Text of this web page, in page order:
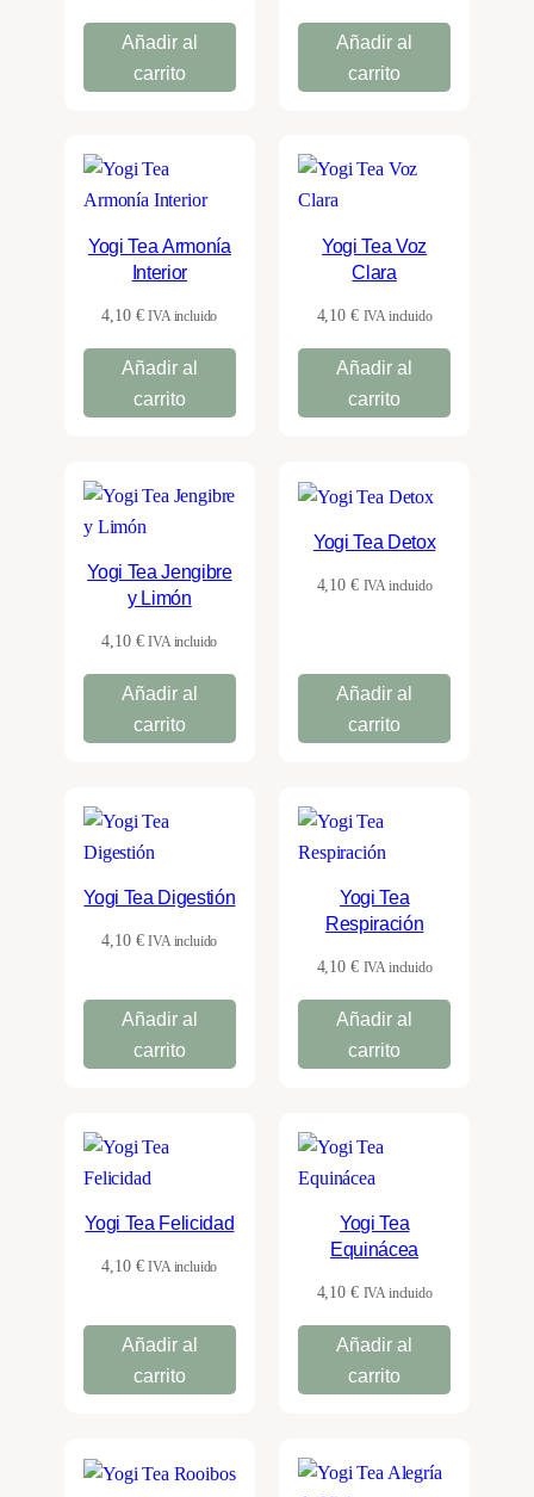
Añadir al
carrito
Añadir al
carrito
Yogi Tea Armonía
Interior
4,10 € IVA incluido
Añadir al
carrito
Yogi Tea Voz
Clara
4,10 € IVA incluido
Añadir al
carrito
Yogi Tea Jengibre
y Limón
4,10 € IVA incluido
Añadir al
carrito
Yogi Tea Detox
4,10 € IVA incluido
Añadir al
carrito
Yogi Tea Digestión
4,10 € IVA incluido
Añadir al
carrito
Yogi Tea
Respiración
4,10 € IVA incluido
Añadir al
carrito
Yogi Tea Felicidad
4,10 € IVA incluido
Añadir al
carrito
Yogi Tea
Equinácea
4,10 € IVA incluido
Añadir al
carrito